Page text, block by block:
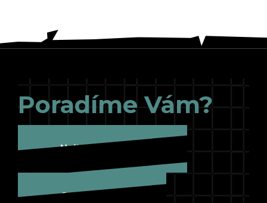
Poradíme Vám?
Najbližšie hráme
Cesta k nám